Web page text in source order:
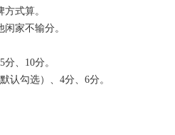
式算。
家不输分。
、10分。
认勾选）、4分、6分。